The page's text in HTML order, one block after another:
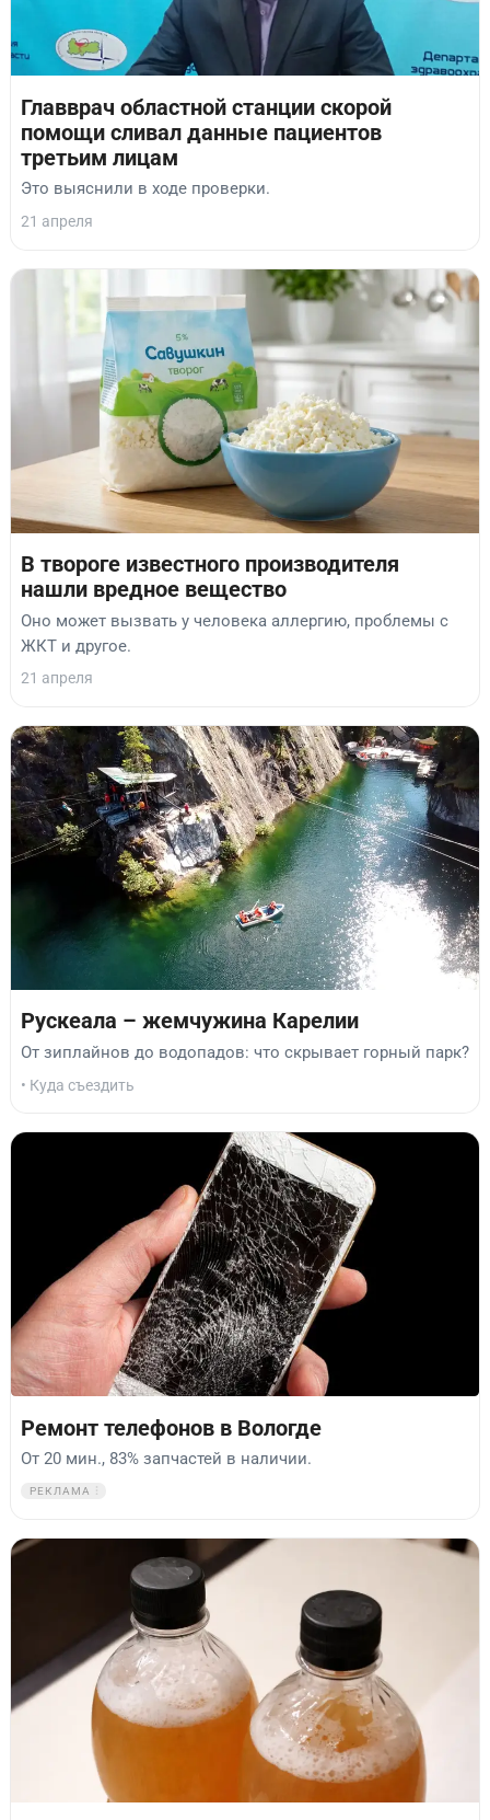
Главврач областной станции скорой
помощи сливал данные пациентов
третьим лицам
Это выяснили в ходе проверки.
21 апреля
В твороге известного производителя
нашли вредное вещество
Оно может вызвать у человека аллергию, проблемы с
ЖКТ и другое.
21 апреля
Рускеала – жемчужина Карелии
От зиплайнов до водопадов: что скрывает горный парк?
• Куда съездить
Ремонт телефонов в Вологде
От 20 мин., 83% запчастей в наличии.
РЕКЛАМА